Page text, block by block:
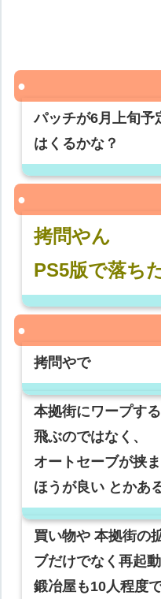
パッチが6月上旬予
はくるかな？
拷問やん
PS5版で落ち
拷問やで
本拠街にワープす
飛ぶのではなく、
オートセーブが挟
ほうが良い とかあ
買い物や 本拠街の
ブだけでなく再起
鍛冶屋も10人程度